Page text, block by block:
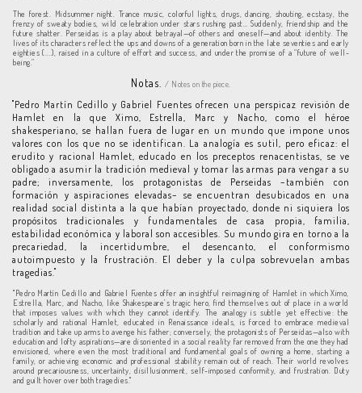
The forest. Midsummer night. Trance music, colorful lights, drugs, dancing, shouting, ecstasy, the
frenzy of sweaty bodies, wild celebration under stars rushing past… Suddenly, friendship and the
future shatter. Perseidas is a play about betrayal—of others and oneself—and about identity. The
lives of its characters reflect the ups and downs of a generation born in the late seventies and early
eighties (...), raised in a culture of effort and success, and under the promise of a “future of well-
being.”
Notas./ Notes on the piece.
"Pedro Martín Cedillo y Gabriel Fuentes ofrecen una perspicaz revisión de
Hamlet en la que Ximo, Estrella, Marc y Nacho, como el héroe
shakesperiano, se hallan fuera de lugar en un mundo que impone unos
valores con los que no se identifican. La analogía es sutil, pero eficaz: el
erudito y racional Hamlet, educado en los preceptos renacentistas, se ve
obligado a asumir la tradición medieval y tomar las armas para vengar a su
padre; inversamente, los protagonistas de Perseidas –también con
formación y aspiraciones elevadas– se encuentran desubicados en una
realidad social distinta a la que habían proyectado, donde ni siquiera los
propósitos tradicionales y fundamentales de casa propia, familia,
estabilidad económica y laboral son accesibles. Su mundo gira en torno a la
precariedad, la incertidumbre, el desencanto, el conformismo
autoimpuesto y la frustración. El deber y la culpa sobrevuelan ambas
tragedias."
"Pedro Martín Cedillo and Gabriel Fuentes offer an insightful reimagining of Hamlet in which Ximo,
Estrella, Marc, and Nacho, like Shakespeare’s tragic hero, find themselves out of place in a world
that imposes values with which they cannot identify. The analogy is subtle yet effective: the
scholarly and rational Hamlet, educated in Renaissance ideals, is forced to embrace medieval
tradition and take up arms to avenge his father; conversely, the protagonists of Perseidas—also with
education and lofty aspirations—are disoriented in a social reality far removed from the one they had
envisioned, where even the most traditional and fundamental goals of owning a home, starting a
family, or achieving economic and professional stability remain out of reach. Their world revolves
around precariousness, uncertainty, disillusionment, self-imposed conformity, and frustration. Duty
and guilt hover over both tragedies."